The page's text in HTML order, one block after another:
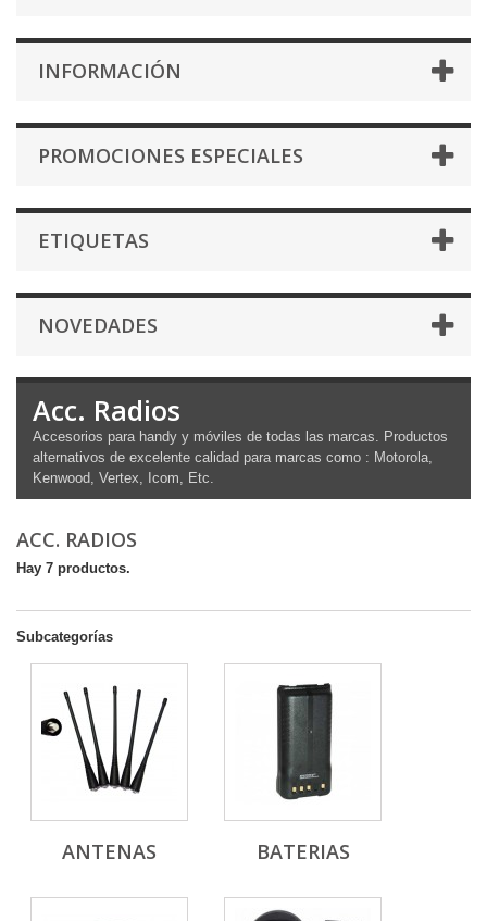
INFORMACIÓN
PROMOCIONES ESPECIALES
ETIQUETAS
NOVEDADES
Acc. Radios
Accesorios para handy y móviles de todas las marcas. Productos
alternativos de excelente calidad para marcas como : Motorola,
Kenwood, Vertex, Icom, Etc.
ACC. RADIOS
Hay 7 productos.
Subcategorías
ANTENAS BATERIAS